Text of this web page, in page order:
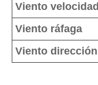
Viento velocidad
Viento ráfaga
Viento dirección